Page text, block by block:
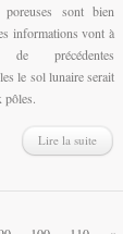
sont bien
informations vont à
de précédentes
le sol lunaire serait
pôles.
Lire la suite